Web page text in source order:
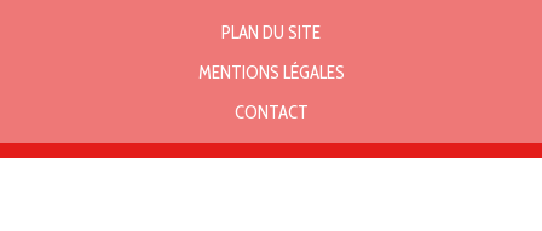
PLAN DU SITE
MENTIONS LÉGALES
CONTACT